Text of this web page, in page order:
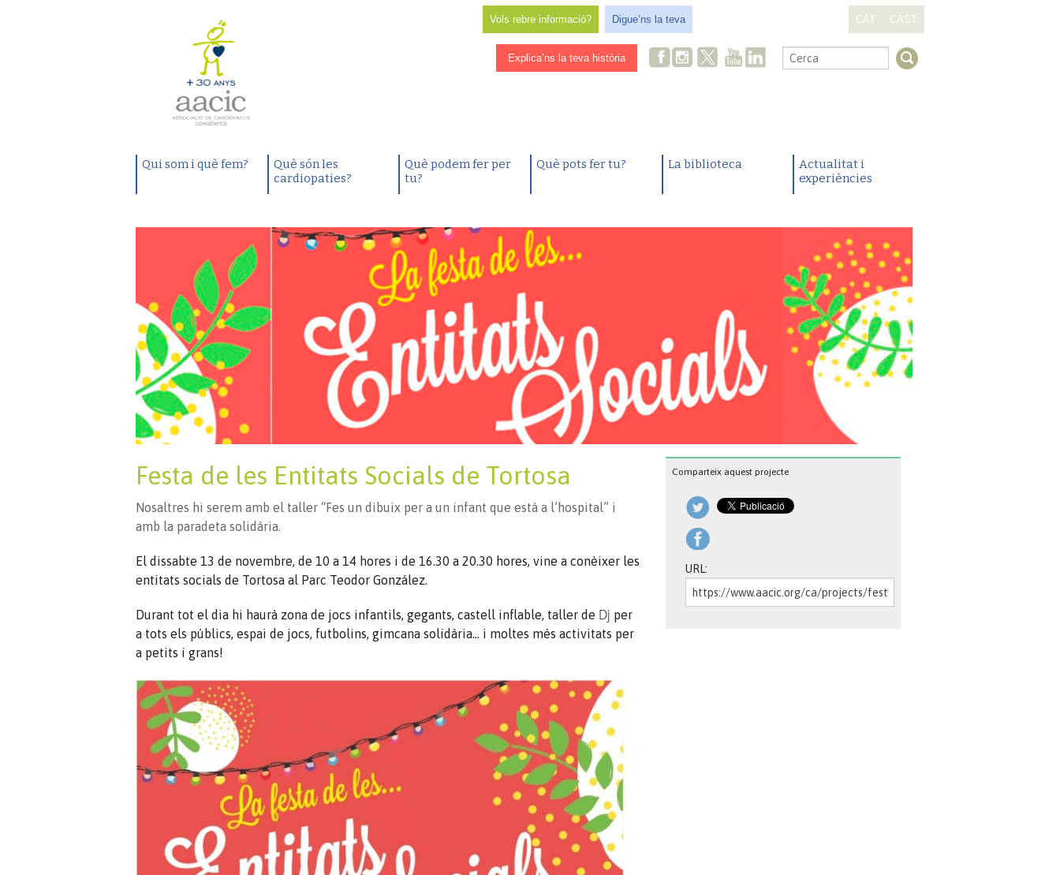
Vols rebre informació? Digue’ns la teva CAT CAST
Explica’ns la teva història .
Qui som i què fem?
Què són les
cardiopaties?
Què podem fer per
tu?
Què pots fer tu? La biblioteca
Actualitat i
experiències
Festa de les Entitats Socials de Tortosa
Nosaltres hi serem amb el taller “Fes un dibuix per a un infant que està a l’hospital” i
amb la paradeta solidària.
El dissabte 13 de novembre, de 10 a 14 hores i de 16.30 a 20.30 hores, vine a conèixer les
entitats socials de Tortosa al Parc Teodor González.
Durant tot el dia hi haurà zona de jocs infantils, gegants, castell inflable, taller de Dj per
a tots els públics, espai de jocs, futbolins, gimcana solidària… i moltes més activitats per
a petits i grans!
Comparteix aquest projecte
URL: